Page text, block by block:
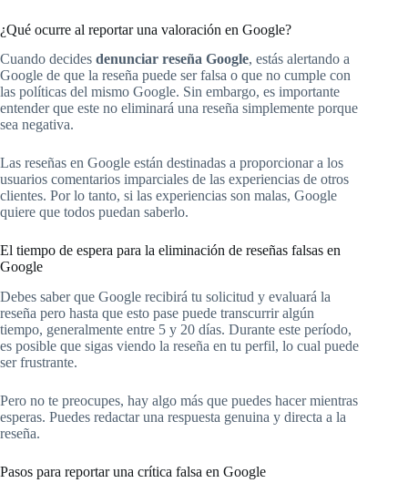
¿Qué ocurre al reportar una valoración en Google?
Cuando decides denunciar reseña Google, estás alertando a
Google de que la reseña puede ser falsa o que no cumple con
las políticas del mismo Google. Sin embargo, es importante
entender que este no eliminará una reseña simplemente porque
sea negativa.
Las reseñas en Google están destinadas a proporcionar a los
usuarios comentarios imparciales de las experiencias de otros
clientes. Por lo tanto, si las experiencias son malas, Google
quiere que todos puedan saberlo.
El tiempo de espera para la eliminación de reseñas falsas en
Google
Debes saber que Google recibirá tu solicitud y evaluará la
reseña pero hasta que esto pase puede transcurrir algún
tiempo, generalmente entre 5 y 20 días. Durante este período,
es posible que sigas viendo la reseña en tu perfil, lo cual puede
ser frustrante.
Pero no te preocupes, hay algo más que puedes hacer mientras
esperas. Puedes redactar una respuesta genuina y directa a la
reseña.
Pasos para reportar una crítica falsa en Google